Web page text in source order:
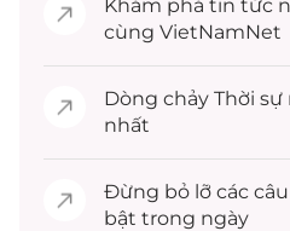
Khám phá tin tức
cùng VietNamNet
Dòng chảy Thời sự
nhất
Đừng bỏ lỡ các
bật trong ngày